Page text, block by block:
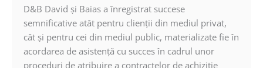
D&B David şi Baias a înregistrat succese
semnificative atât pentru clienţii din mediul privat,
cât şi pentru cei din mediul public, materializate fie în
acordarea de asistenţă cu succes în cadrul unor
proceduri de atribuire a contractelor de achiziţie